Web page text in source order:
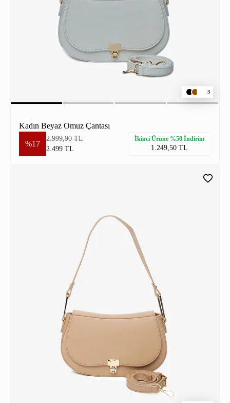
3
Kadın Beyaz Omuz Çantası
%17
2.999,90 TL
2.499 TL
İkinci Ürüne %50 İndirim
1.249,50 TL